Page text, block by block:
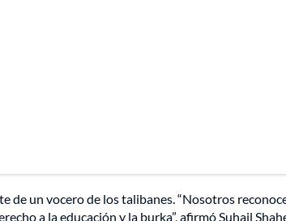
de un vocero de los talibanes. “Nosotros
a la educación y la burka”, afirmó Suhail